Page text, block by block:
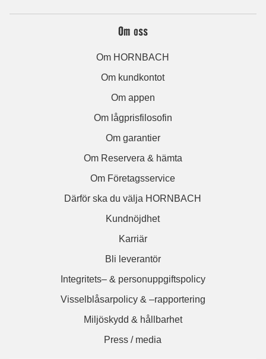
Om oss
Om HORNBACH
Om kundkontot
Om appen
Om lågprisfilosofin
Om garantier
Om Reservera & hämta
Om Företagsservice
Därför ska du välja HORNBACH
Kundnöjdhet
Karriär
Bli leverantör
Integritets– & personuppgiftspolicy
Visselblåsarpolicy & –rapportering
Miljöskydd & hållbarhet
Press / media